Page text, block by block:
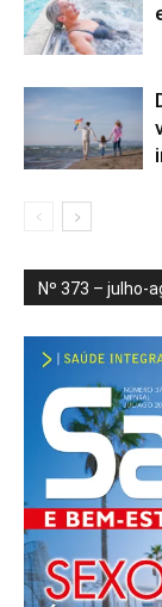
Nº 373 – julho-